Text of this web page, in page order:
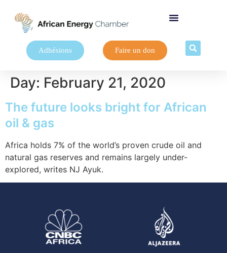
Adhésions Faire un don
Day: February 21, 2020
The future looks bright for African
oil & gas
Africa holds 7% of the world’s proven crude oil and
natural gas reserves and remains largely under-
explored, writes NJ Ayuk.